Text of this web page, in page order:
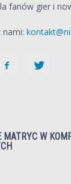
fanów gier i
nami:
MATRYC W